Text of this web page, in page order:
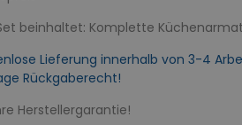
beinhaltet: Komplette
Lieferung innerhalb von 3-4
Rückgaberecht!
Herstellergarantie!